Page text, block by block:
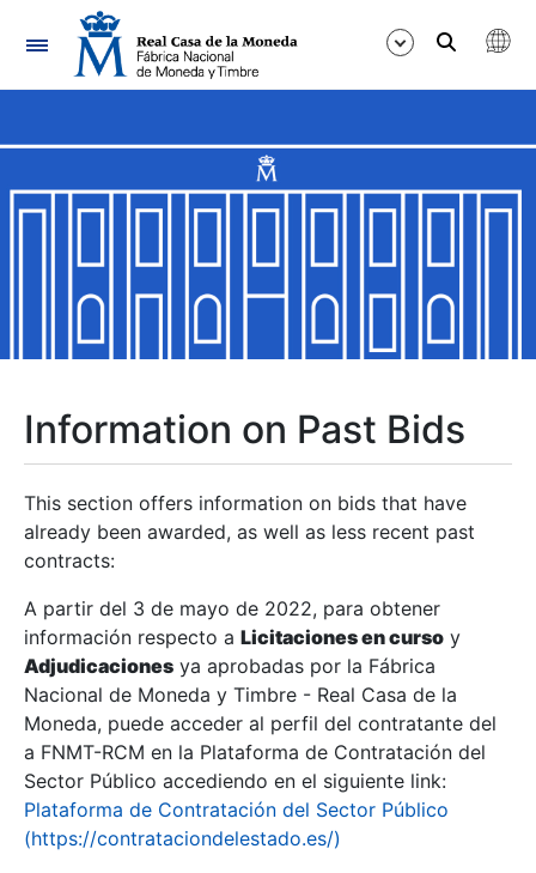
Navigation
Show/Hide
Show/Hide
Show/Hide
Show/Hide
Show/Hide
Information on Past Bids
This section offers information on bids that have
already been awarded, as well as less recent past
contracts:
A partir del 3 de mayo de 2022, para obtener
información respecto a Licitaciones en curso y
Adjudicaciones ya aprobadas por la Fábrica
Nacional de Moneda y Timbre - Real Casa de la
Moneda, puede acceder al perfil del contratante del
a FNMT-RCM en la Plataforma de Contratación del
Sector Público accediendo en el siguiente link:
Plataforma de Contratación del Sector Público
(https://contrataciondelestado.es/)